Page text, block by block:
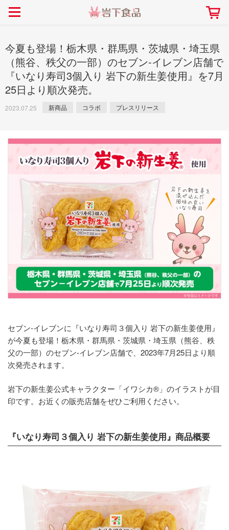
ごあいさつ 会社概要
本社所在地
> 新商品
> イベント
> コラボ
> 飲食店コラボ
> オンラインショップ
> メディア掲載
> その他
ト「NEW GINGER SUMMER
> 生姜
> らっきょう
> オリーブ
> 梅
> らっきょうレシピ
> オリーブレシピ
> その他のレシピ
豚バラ肉のくるくる巻き～細巻
畑での取り組み 工場での取り組み
岩下の新生姜について 岩下のらっきょうにつ
岩下の新生姜ミュージアム
しょうがを食べてお悩
岩下の新生姜万年筆インク 書く描くコンテ
岩下の新生姜Sing＆
～ニュージンジャーイ
今夏も登場！栃木県・群馬県・茨城県・埼玉県
（熊谷、秩父の一部）のセブン-イレブン店舗で
『いなり寿司3個入り 岩下の新生姜使用』を7月
25日より順次発売。
2023.07.25 新商品 コラボ プレスリリース
セブン-イレブンに『いなり寿司３個入り 岩下の新生姜使用』
が今夏も登場！栃木県・群馬県・茨城県・埼玉県（熊谷、秩
父の一部）のセブン‐イレブン店舗で、2023年7月25日より順
次発売されます。
岩下の新生姜公式キャラクター「イワシカ®」のイラストが目
印です。お近くの販売店舗をぜひご利用ください。
『いなり寿司３個入り 岩下の新生姜使用』商品概要